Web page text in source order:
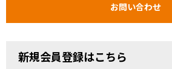
新規会員登録はこちら
お問い合わせ